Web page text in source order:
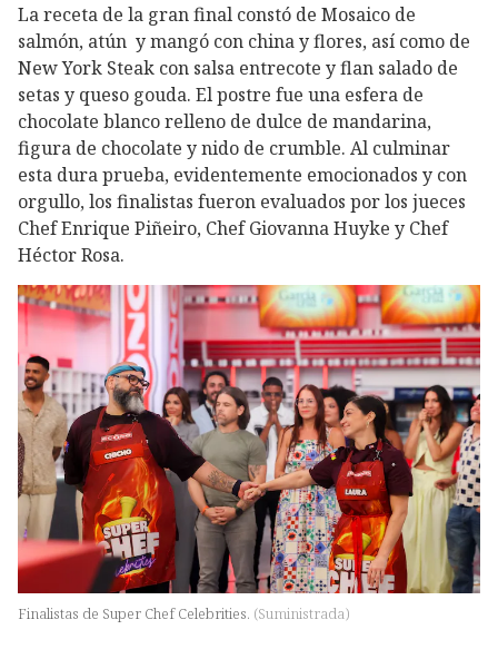
La receta de la gran final constó de Mosaico de
salmón, atún y mangó con china y flores, así como de
New York Steak con salsa entrecote y flan salado de
setas y queso gouda. El postre fue una esfera de
chocolate blanco relleno de dulce de mandarina,
figura de chocolate y nido de crumble. Al culminar
esta dura prueba, evidentemente emocionados y con
orgullo, los finalistas fueron evaluados por los jueces
Chef Enrique Piñeiro, Chef Giovanna Huyke y Chef
Héctor Rosa.
Finalistas de Super Chef Celebrities. (Suministrada)